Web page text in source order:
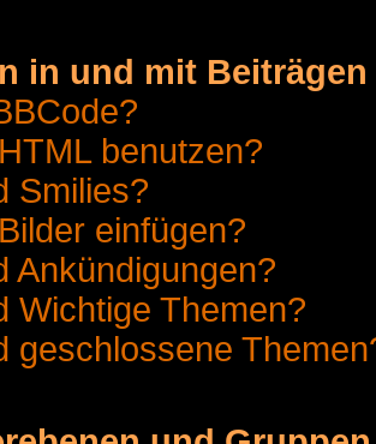
in und mit
benutzen?
Smilies?
einfügen?
Ankündigungen?
Wichtige Themen?
geschlossene